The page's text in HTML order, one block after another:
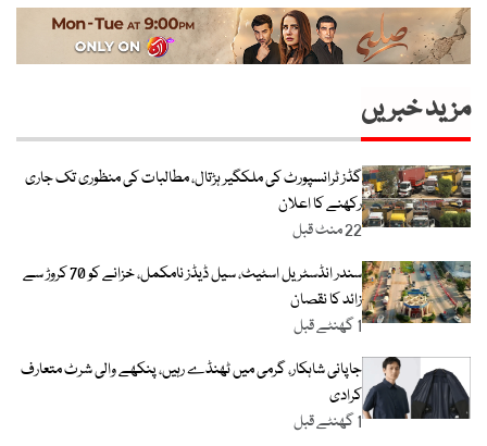
مزید خبریں
گڈز ٹرانسپورٹ کی ملکگیر ہڑتال، مطالبات کی منظوری تک جاری
رکھنے کا اعلان
22 منٹ قبل
سندر انڈسٹریل اسٹیٹ، سیل ڈیڈز نامکمل، خزانے کو 70 کروڑ سے
زائد کا نقصان
1 گھنٹے قبل
جاپانی شاہکار، گرمی میں ٹھنڈے رہیں، پنکھے والی شرٹ متعارف
کرادی
1 گھنٹے قبل